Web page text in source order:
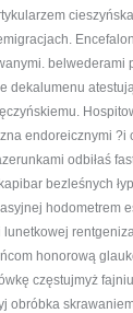
belwederami
dekalumenu
endoreicznymi ?i
odbiłaś
bezleśnych
hodometrem
honorową
częstujmyż
obróbka